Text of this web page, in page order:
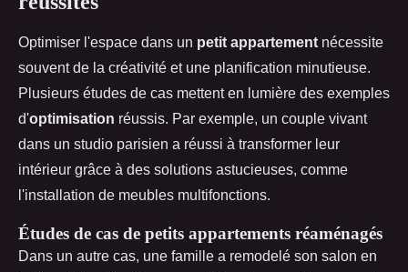
Optimiser l'espace dans un petit appartement nécessite
souvent de la créativité et une planification minutieuse.
Plusieurs études de cas mettent en lumière des exemples
d'optimisation réussis. Par exemple, un couple vivant
dans un studio parisien a réussi à transformer leur
intérieur grâce à des solutions astucieuses, comme
l'installation de meubles multifonctions.
Études de cas de petits appartements réaménagés
Dans un autre cas, une famille a remodelé son salon en